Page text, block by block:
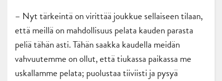
– Nyt tärkeintä on virittää joukkue sellaiseen tilaan,
että meillä on mahdollisuus pelata kauden parasta
peliä tähän asti. Tähän saakka kaudella meidän
vahvuutemme on ollut, että tiukassa paikassa me
uskallamme pelata; puolustaa tiiviisti ja pysyä